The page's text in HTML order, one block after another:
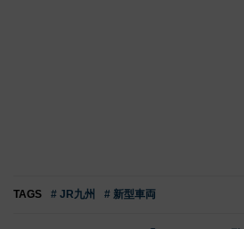
TAGS # JR九州 # 新型車両